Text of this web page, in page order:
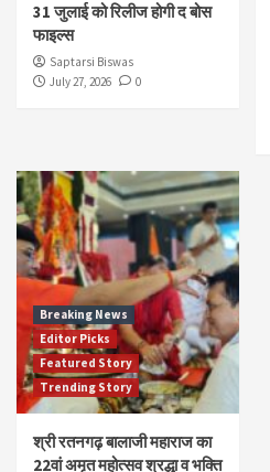
31 जुलाई को रिलीज होगी द बोस
फाइल्स
Saptarsi Biswas
July 27, 2026
0
Breaking News
Editor Picks
Featured Story
Trending Story
श्री रतनगढ़ बालाजी महाराज का
22वां अमृत महोत्सव श्रद्धा व भक्ति